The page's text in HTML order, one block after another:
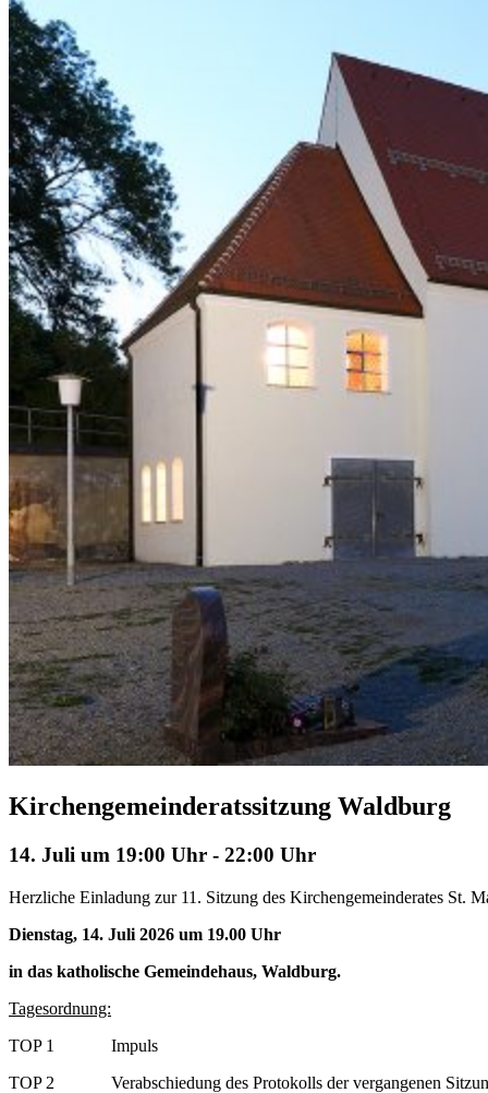
Kirchengemeinderatssitzung Waldburg
14. Juli um 19:00 Uhr - 22:00 Uhr
Herzliche Einladung zur 11. Sitzung des Kirchengemeinderates St.
Dienstag, 14. Juli 2026 um 19.00 Uhr
in das katholische Gemeindehaus, Waldburg.
Tagesordnung:
TOP 1 Impuls
TOP 2 Verabschiedung des Protokolls der vergangenen